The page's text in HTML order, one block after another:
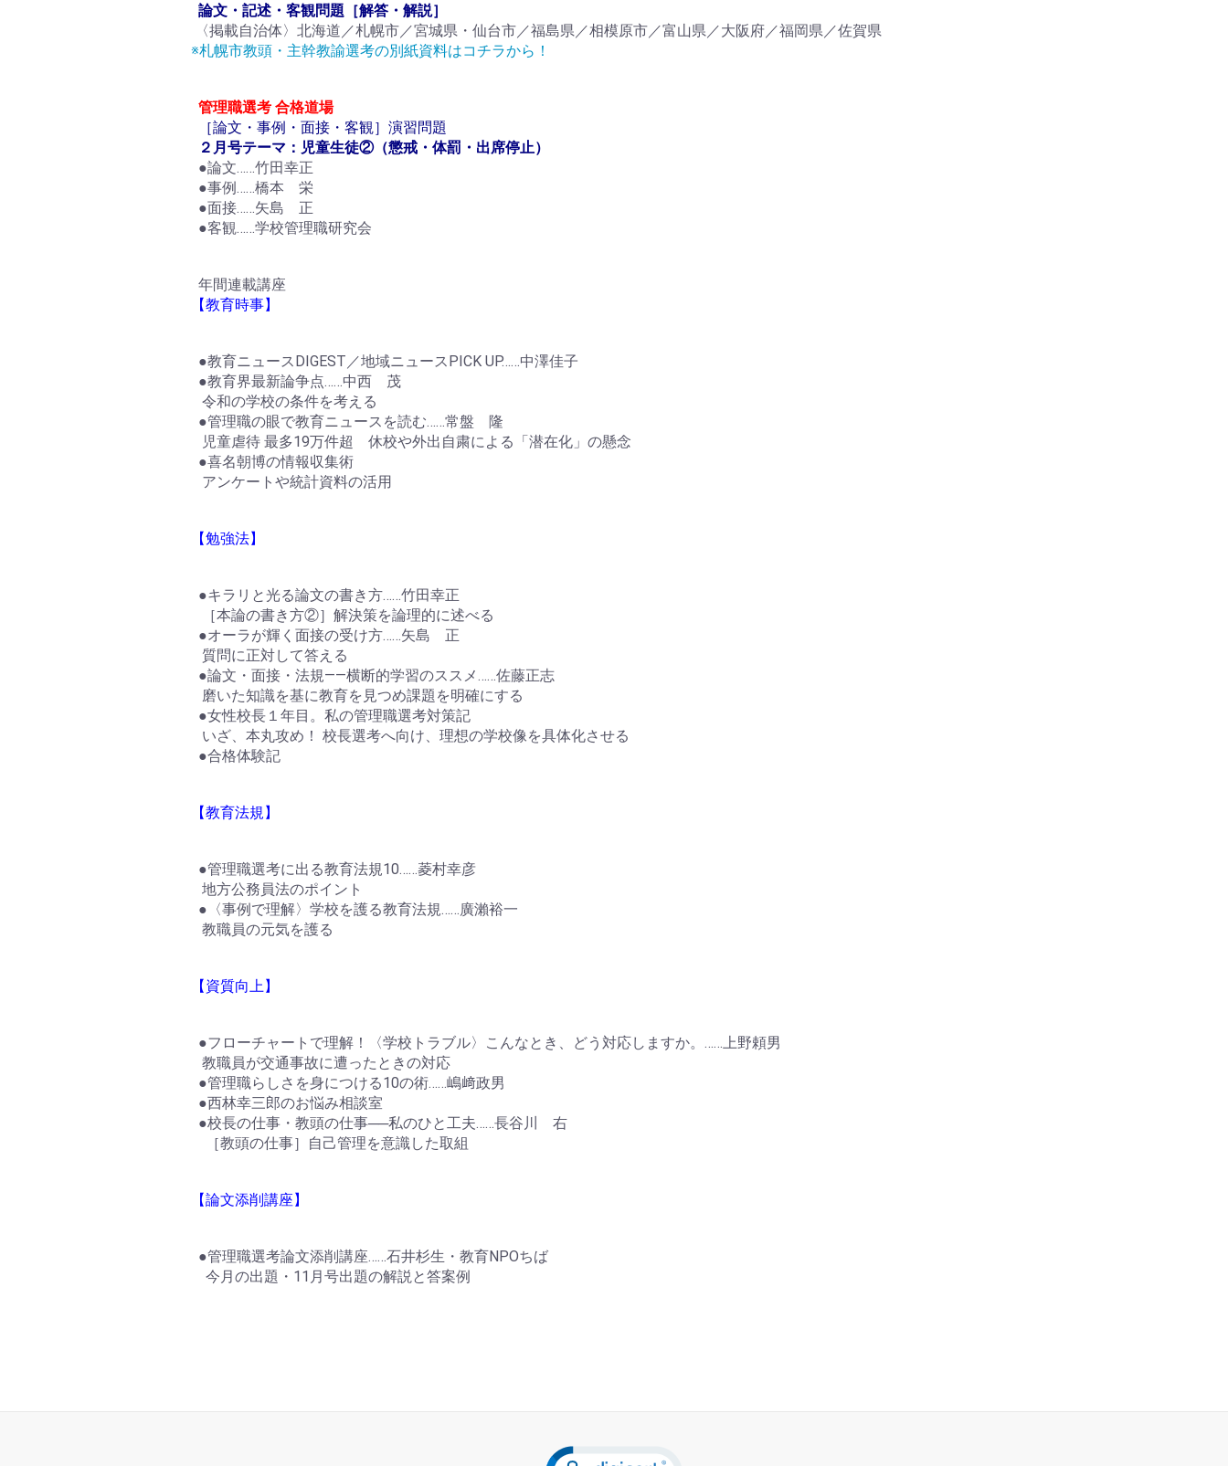
論文・記述・客観問題［解答・解説］
〈掲載自治体〉北海道／札幌市／宮城県・仙台市／福島県／相模原市／富山県／大阪府／福岡県／佐賀県
※札幌市教頭・主幹教諭選考の別紙資料はコチラから！
管理職選考 合格道場
［論文・事例・面接・客観］演習問題
２月号テーマ：児童生徒②（懲戒・体罰・出席停止）
●論文……竹田幸正
●事例……橋本 栄
●面接……矢島 正
●客観……学校管理職研究会
年間連載講座
【教育時事】
●教育ニュースDIGEST／地域ニュースPICK UP……中澤佳子
●教育界最新論争点……中西 茂
令和の学校の条件を考える
●管理職の眼で教育ニュースを読む……常盤 隆
児童虐待 最多19万件超 休校や外出自粛による「潜在化」の懸念
●喜名朝博の情報収集術
アンケートや統計資料の活用
【勉強法】
●キラリと光る論文の書き方……竹田幸正
［本論の書き方②］解決策を論理的に述べる
●オーラが輝く面接の受け方……矢島 正
質問に正対して答える
●論文・面接・法規――横断的学習のススメ……佐藤正志
磨いた知識を基に教育を見つめ課題を明確にする
●女性校長１年目。私の管理職選考対策記
いざ、本丸攻め！ 校長選考へ向け、理想の学校像を具体化させる
●合格体験記
【教育法規】
●管理職選考に出る教育法規10……菱村幸彦
地方公務員法のポイント
●〈事例で理解〉学校を護る教育法規……廣瀨裕一
教職員の元気を護る
【資質向上】
●フローチャートで理解！〈学校トラブル〉こんなとき、どう対応しますか。……上野頼男
教職員が交通事故に遭ったときの対応
●管理職らしさを身につける10の術……嶋﨑政男
●西林幸三郎のお悩み相談室
●校長の仕事・教頭の仕事──私のひと工夫……長谷川 右
［教頭の仕事］自己管理を意識した取組
【論文添削講座】
●管理職選考論文添削講座……石井杉生・教育NPOちば
今月の出題・11月号出題の解説と答案例